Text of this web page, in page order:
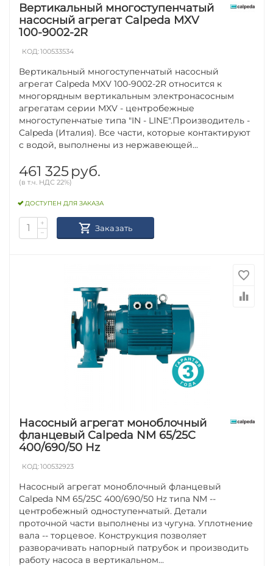
Вертикальный многоступенчатый
насосный агрегат Calpeda MXV
100-9002-2R
КОД:100533534
Вертикальный многоступенчатый насосный
агрегат Calpeda MXV 100-9002-2R относится к
многорядным вертикальным электронасосным
агрегатам серии MXV - центробежные
многоступенчатые типа "IN - LINE".Производитель -
Calpeda (Италия). Все части, которые контактируют
с водой, выполнены из нержавеющей...
461 325 руб.
(в т.ч. НДС 22%)
ДОСТУПЕН ДЛЯ ЗАКАЗА
+
−
Заказать
Насосный агрегат моноблочный
фланцевый Calpeda NM 65/25C
400/690/50 Hz
КОД:100532923
Насосный агрегат моноблочный фланцевый
Calpeda NM 65/25C 400/690/50 Hz типа NM --
центробежный одноступенчатый. Детали
проточной части выполнены из чугуна. Уплотнение
вала -- торцевое. Конструкция позволяет
разворачивать напорный патрубок и производить
работу насоса в вертикальном...